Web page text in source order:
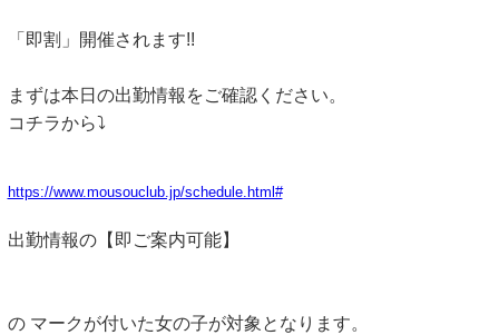
「即割」開催されます!!
まずは本日の出勤情報をご確認ください。
コチラから⤵
https://www.mousouclub.jp/schedule.html#
出勤情報の【即ご案内可能】
の マークが付いた女の子が対象となります。